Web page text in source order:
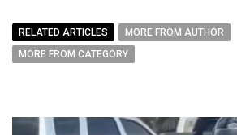
RELATED ARTICLES
MORE FROM AUTHOR
MORE FROM CATEGORY